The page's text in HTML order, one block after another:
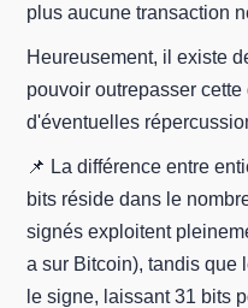
plus aucune transaction
Heureusement, il existe
pouvoir outrepasser
d'éventuelles
📌 La différence entre
bits réside dans le
signés exploitent
a sur Bitcoin), tandis que
le signe, laissant 31 bits